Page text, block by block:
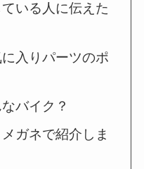
いる人に伝えた
入りパーツのポ
バイク？
ガネで紹介しま